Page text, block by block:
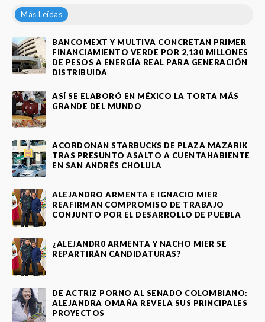
Más Leídas
BANCOMEXT Y MULTIVA CONCRETAN PRIMER
FINANCIAMIENTO VERDE POR 2,130 MILLONES
DE PESOS A ENERGÍA REAL PARA GENERACIÓN
DISTRIBUIDA
ASÍ SE ELABORÓ EN MÉXICO LA TORTA MÁS
GRANDE DEL MUNDO
ACORDONAN STARBUCKS DE PLAZA MAZARIK
TRAS PRESUNTO ASALTO A CUENTAHABIENTE
EN SAN ANDRÉS CHOLULA
ALEJANDRO ARMENTA E IGNACIO MIER
REAFIRMAN COMPROMISO DE TRABAJO
CONJUNTO POR EL DESARROLLO DE PUEBLA
¿ALEJANDR0 ARMENTA Y NACHO MIER SE
REPARTIRÁN CANDIDATURAS?
DE ACTRIZ PORNO AL SENADO COLOMBIANO:
ALEJANDRA OMAÑA REVELA SUS PRINCIPALES
PROYECTOS